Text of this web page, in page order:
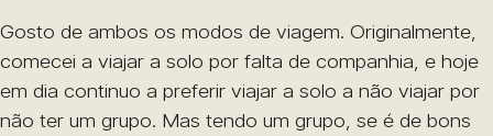
Gosto de ambos os modos de viagem. Originalmente,
comecei a viajar a solo por falta de companhia, e hoje
em dia continuo a preferir viajar a solo a não viajar por
não ter um grupo. Mas tendo um grupo, se é de bons